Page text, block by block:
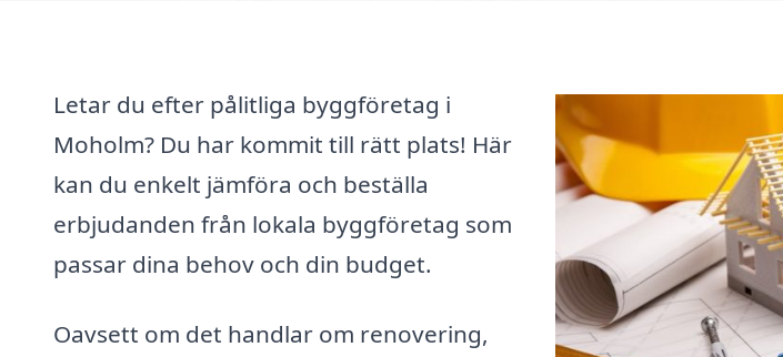
Letar du efter pålitliga byggföretag i
Moholm? Du har kommit till rätt plats! Här
kan du enkelt jämföra och beställa
erbjudanden från lokala byggföretag som
passar dina behov och din budget.
Oavsett om det handlar om renovering,